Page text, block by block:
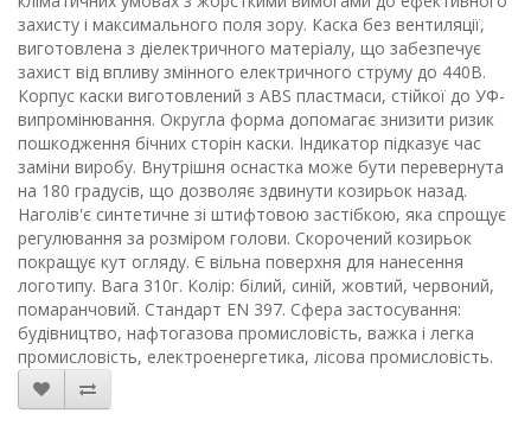
захисту і максимального поля зору. Каска без вентиляції,
виготовлена ​​з діелектричного матеріалу, що забезпечує
захист від впливу змінного електричного струму до 440В.
Корпус каски виготовлений з ABS пластмаси, стійкої до УФ-
випромінювання. Округла форма допомагає знизити ризик
пошкодження бічних сторін каски. Індикатор підказує час
заміни виробу. Внутрішня оснастка може бути перевернута
на 180 градусів, що дозволяє здвинути козирьок назад.
Наголів'є синтетичне зі штифтовою застібкою, яка спрощує
регулювання за розміром голови. Скорочений козирьок
покращує кут огляду. Є вільна поверхня для нанесення
логотипу. Вага 310г. Колір: білий, синій, жовтий, червоний,
помаранчовий. Стандарт EN 397. Сфера застосування:
будівництво, нафтогазова промисловість, важка і легка
промисловість, електроенергетика, лісова промисловість.